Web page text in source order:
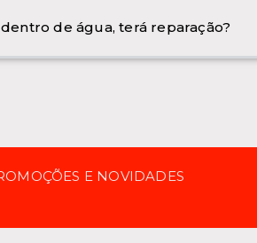
de água, terá reparação?
E NOVIDADES